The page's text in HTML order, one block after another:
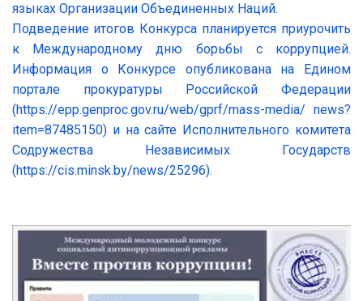
языках Организации Объединенных Наций.
Подведение итогов Конкурса планируется приурочить
к Международному дню борьбы с коррупцией.
Информация о Конкурсе опубликована на Едином
портале прокуратуры Российской Федерации
(https://epp.genproc.gov.ru/web/gprf/mass-media/ news?
item=87485150) и на сайте Исполнительного комитета
Содружества Независимых Государств
(https://cis.minsk.by/news/25296).